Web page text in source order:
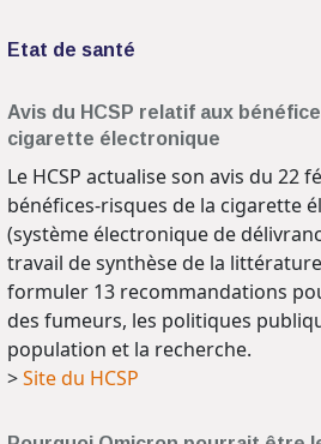
Etat de santé
Avis du HCSP relatif aux
cigarette électronique
Le HCSP actualise son avis du 22
bénéfices-risques de la cigarette
(système électronique de
travail de synthèse de la
formuler 13 recommandations
des fumeurs, les politiques
population et la recherche.
>Site du HCSP